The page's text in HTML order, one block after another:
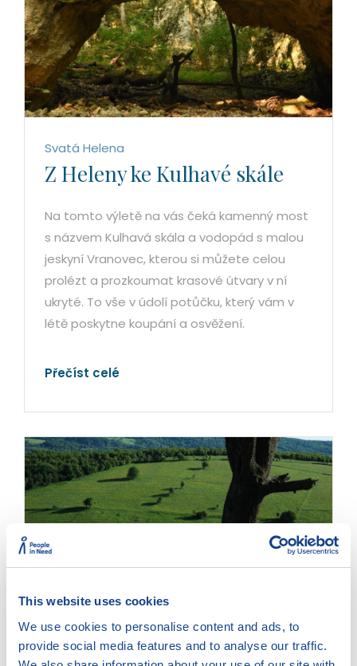
This website uses cookies
We use cookies to personalise content and ads, to
provide social media features and to analyse our traffic.
Svatá Helena
Z Heleny ke Kulhavé skále
Na tomto výletě na vás čeká kamenný most
s názvem Kulhavá skála a vodopád s malou
jeskyní Vranovec, kterou si můžete celou
prolézt a prozkoumat krasové útvary v ní
ukryté. To vše v údolí potůčku, který vám v
létě poskytne koupání a osvěžení.
Přečíst celé
Svatá Helena